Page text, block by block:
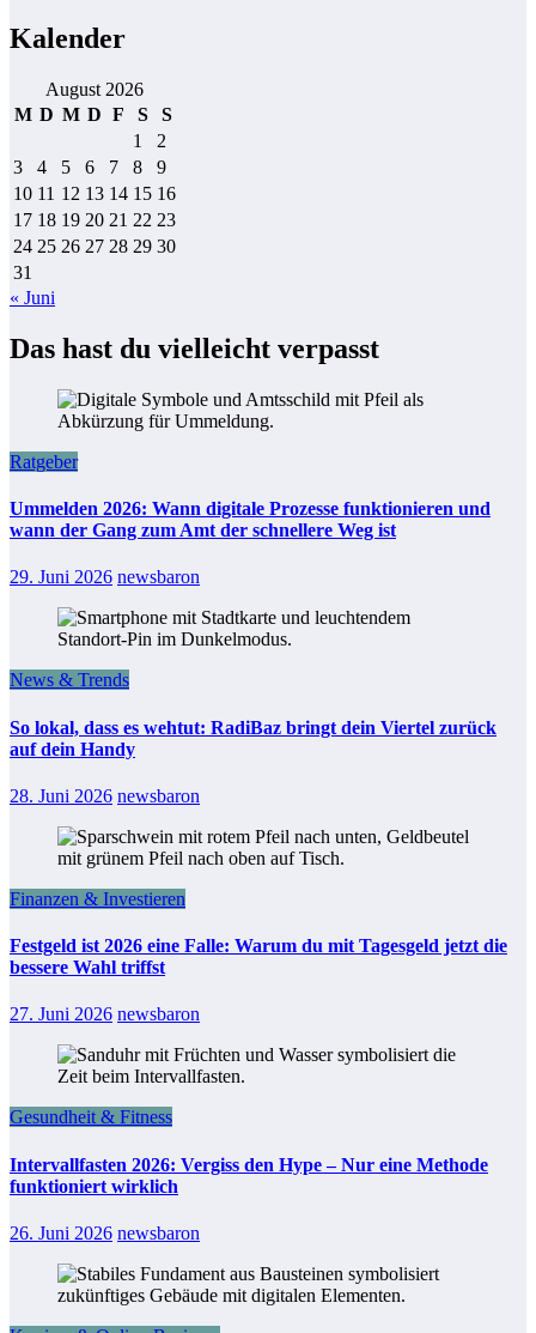
Kalender
August 2026
M D M D F S
S
1
2
3
4 5 6 7 8
9
10 11 12 13 14 15 16
17 18 19 20 21 22 23
24 25 26 27 28 29 30
31
« Juni
Das hast du vielleicht verpasst
Ratgeber
Ummelden 2026: Wann digitale Prozesse funktionieren und
wann der Gang zum Amt der schnellere Weg ist
29. Juni 2026 newsbaron
News & Trends
So lokal, dass es wehtut: RadiBaz bringt dein Viertel zurück
auf dein Handy
28. Juni 2026 newsbaron
Finanzen & Investieren
Festgeld ist 2026 eine Falle: Warum du mit Tagesgeld jetzt die
bessere Wahl triffst
27. Juni 2026 newsbaron
Gesundheit & Fitness
Intervallfasten 2026: Vergiss den Hype – Nur eine Methode
funktioniert wirklich
26. Juni 2026 newsbaron